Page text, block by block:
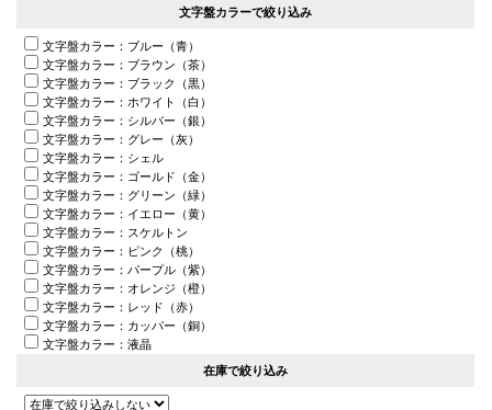
文字盤カラーで絞り込み
文字盤カラー：ブルー（青）
文字盤カラー：ブラウン（茶）
文字盤カラー：ブラック（黒）
文字盤カラー：ホワイト（白）
文字盤カラー：シルバー（銀）
文字盤カラー：グレー（灰）
文字盤カラー：シェル
文字盤カラー：ゴールド（金）
文字盤カラー：グリーン（緑）
文字盤カラー：イエロー（黄）
文字盤カラー：スケルトン
文字盤カラー：ピンク（桃）
文字盤カラー：パープル（紫）
文字盤カラー：オレンジ（橙）
文字盤カラー：レッド（赤）
文字盤カラー：カッパー（銅）
文字盤カラー：液晶
在庫で絞り込み